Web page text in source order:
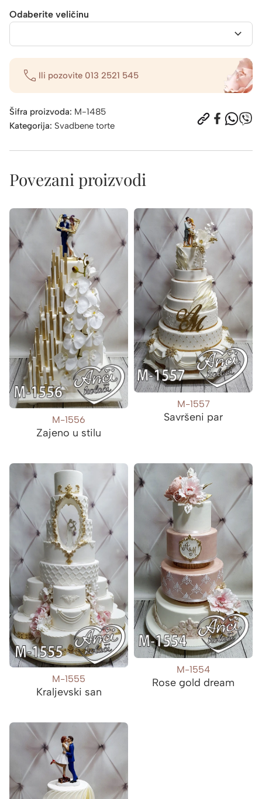
Odaberite veličinu
Ili pozovite 013 2521 545
Šifra proizvoda: M-1485
Kategorija: Svadbene torte
Povezani proizvodi
M-1556
Zajeno u stilu
M-1557
Savršeni par
M-1555
Kraljevski san
M-1554
Rose gold dream